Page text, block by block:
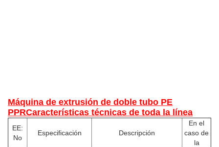
Máquina de extrusión de doble tubo PE
PPRCaracterísticas técnicas de toda la línea
EE:
No
Especificación Descripción
En el
caso de
la